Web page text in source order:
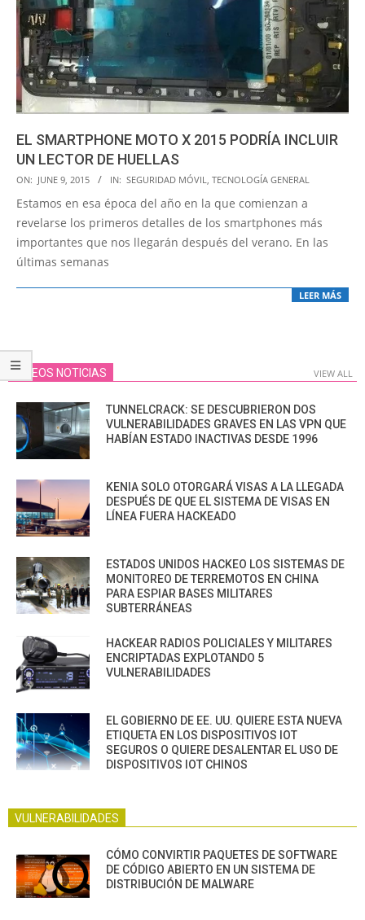
EL SMARTPHONE MOTO X 2015 PODRÍA INCLUIR
UN LECTOR DE HUELLAS
2015-
06-
ON: JUNE 9, 2015 IN: SEGURIDAD MÓVIL TECNOLOGÍA GENERAL
Estamos en esa época del año en la que comienzan a
revelarse los primeros detalles de los smartphones más
importantes que nos llegarán después del verano. En las
últimas semanas
LEER MÁS
VIDEOS NOTICIAS VIEW ALL
TUNNELCRACK: SE DESCUBRIERON DOS
VULNERABILIDADES GRAVES EN LAS VPN QUE
HABÍAN ESTADO INACTIVAS DESDE 1996
KENIA SOLO OTORGARÁ VISAS A LA LLEGADA
DESPUÉS DE QUE EL SISTEMA DE VISAS EN
LÍNEA FUERA HACKEADO
ESTADOS UNIDOS HACKEO LOS SISTEMAS DE
MONITOREO DE TERREMOTOS EN CHINA
PARA ESPIAR BASES MILITARES
SUBTERRÁNEAS
HACKEAR RADIOS POLICIALES Y MILITARES
ENCRIPTADAS EXPLOTANDO 5
VULNERABILIDADES
EL GOBIERNO DE EE. UU. QUIERE ESTA NUEVA
ETIQUETA EN LOS DISPOSITIVOS IOT
SEGUROS O QUIERE DESALENTAR EL USO DE
DISPOSITIVOS IOT CHINOS
VULNERABILIDADES
CÓMO CONVIRTIR PAQUETES DE SOFTWARE
DE CÓDIGO ABIERTO EN UN SISTEMA DE
DISTRIBUCIÓN DE MALWARE